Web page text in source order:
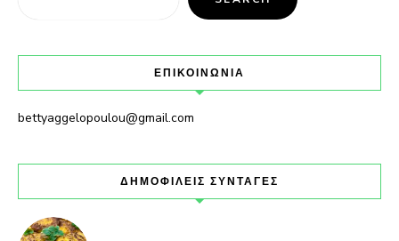
ΕΠΙΚΟΙΝΩΝΙΑ
bettyaggelopoulou@gmail.com
ΔΗΜΟΦΙΛΕΙΣ ΣΥΝΤΑΓΕΣ